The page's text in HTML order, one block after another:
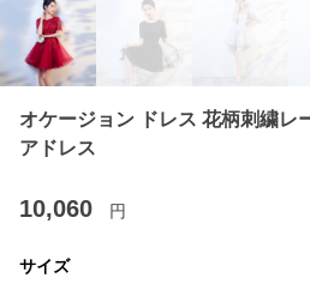
オケージョン ドレス 花柄刺繍レ
アドレス
10,060 円
サイズ